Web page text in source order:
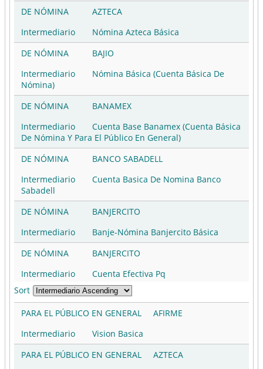
DE NÓMINA
AZTECA
Intermediario
Nómina Azteca Básica
DE NÓMINA
BAJIO
Intermediario
Nómina Básica (Cuenta Básica De
Nómina)
DE NÓMINA
BANAMEX
Intermediario
Cuenta Base Banamex (Cuenta Básica
De Nómina Y Para El Público En General)
DE NÓMINA
BANCO SABADELL
Intermediario
Cuenta Basica De Nomina Banco
Sabadell
DE NÓMINA
BANJERCITO
Intermediario
Banje-Nómina Banjercito Básica
DE NÓMINA
BANJERCITO
Intermediario
Cuenta Efectiva Pq
DE NÓMINA
BANJERCITO
Intermediario
Cuenta De Cheques Finveretiro En
DE NÓMINA
BANKAOOL
Sort
PARA EL PÚBLICO EN GENERAL
AFIRME
Intermediario
Vision Basica
PARA EL PÚBLICO EN GENERAL
AZTECA